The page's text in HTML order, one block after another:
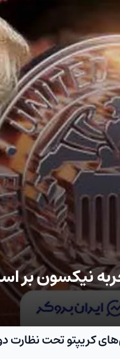
نیکسون بر
کریپتو تحت نظارت